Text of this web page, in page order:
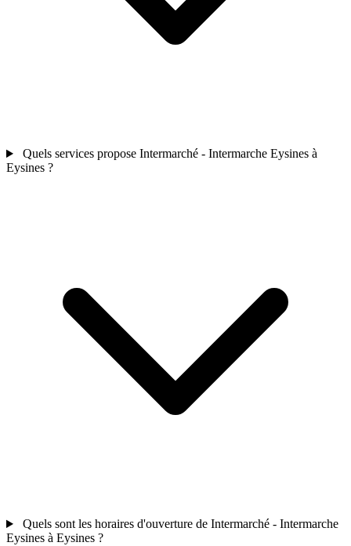
Quels services propose Intermarché - Intermarche Eysines à
Eysines ?
Quels sont les horaires d'ouverture de Intermarché - Intermarche
Eysines à Eysines ?